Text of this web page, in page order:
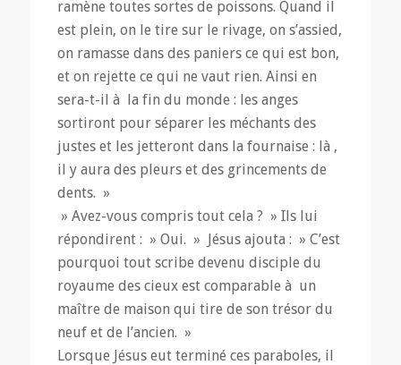
ramène toutes sortes de poissons. Quand il
est plein, on le tire sur le rivage, on s’assied,
on ramasse dans des paniers ce qui est bon,
et on rejette ce qui ne vaut rien. Ainsi en
sera-t-il à la fin du monde : les anges
sortiront pour séparer les méchants des
justes et les jetteront dans la fournaise : là ,
il y aura des pleurs et des grincements de
dents. »
» Avez-vous compris tout cela ? » Ils lui
répondirent : » Oui. » Jésus ajouta : » C’est
pourquoi tout scribe devenu disciple du
royaume des cieux est comparable à un
maître de maison qui tire de son trésor du
neuf et de l’ancien. »
Lorsque Jésus eut terminé ces paraboles, il